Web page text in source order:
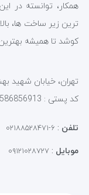
ترین زیر ساخت ها،
کوشد تا همیشه بهترین
کد پستی : 1586856913
تلفن : ۶-۰۲۱۸۸۵۲۸۴۷۱
موبایل : ۰۹۱۲۱۰۲۸۷۲۷